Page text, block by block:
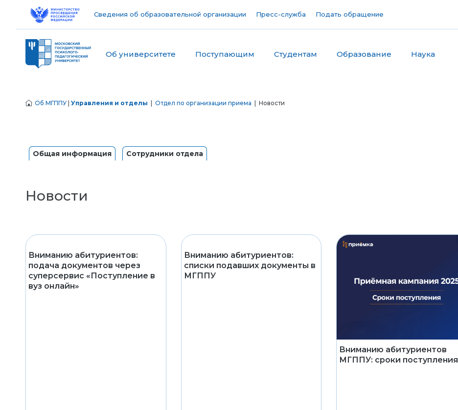
Сведения об образовательной организации Пресс-служба Подать обращение
Об университете Поступающим Студентам Образование Наука
Об МГППУ Управления и отделы Отдел по организации приема | Новости
Общая информация Сотрудники отдела
Новости
Вниманию абитуриентов:
подача документов через
суперсервис «Поступление в
вуз онлайн»
Вниманию абитуриентов:
списки подавших документы в
МГППУ
Вниманию абитуриентов
МГППУ: сроки поступления